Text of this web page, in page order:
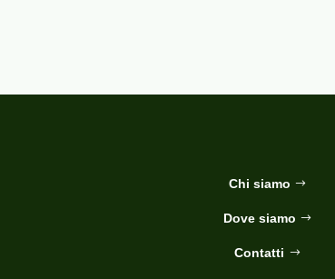
Chi siamo
Dove siamo
Contatti